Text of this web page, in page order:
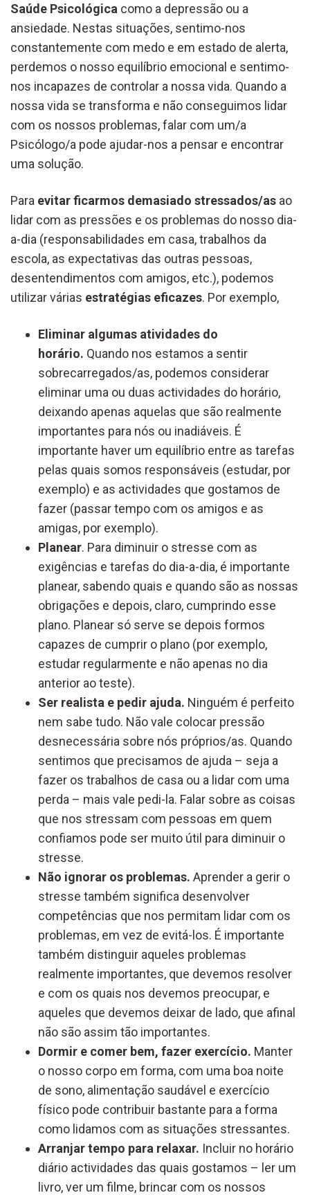
Saúde Psicológica como a depressão ou a
ansiedade. Nestas situações, sentimo-nos
constantemente com medo e em estado de alerta,
perdemos o nosso equilíbrio emocional e sentimo-
nos incapazes de controlar a nossa vida. Quando a
nossa vida se transforma e não conseguimos lidar
com os nossos problemas, falar com um/a
Psicólogo/a pode ajudar-nos a pensar e encontrar
uma solução.
Para evitar ficarmos demasiado stressados/as ao
lidar com as pressões e os problemas do nosso dia-
a-dia (responsabilidades em casa, trabalhos da
escola, as expectativas das outras pessoas,
desentendimentos com amigos, etc.), podemos
utilizar várias estratégias eficazes. Por exemplo,
Eliminar algumas atividades do
horário. Quando nos estamos a sentir
sobrecarregados/as, podemos considerar
eliminar uma ou duas actividades do horário,
deixando apenas aquelas que são realmente
importantes para nós ou inadiáveis. É
importante haver um equilíbrio entre as tarefas
pelas quais somos responsáveis (estudar, por
exemplo) e as actividades que gostamos de
fazer (passar tempo com os amigos e as
amigas, por exemplo).
Planear. Para diminuir o stresse com as
exigências e tarefas do dia-a-dia, é importante
planear, sabendo quais e quando são as nossas
obrigações e depois, claro, cumprindo esse
plano. Planear só serve se depois formos
capazes de cumprir o plano (por exemplo,
estudar regularmente e não apenas no dia
anterior ao teste).
Ser realista e pedir ajuda. Ninguém é perfeito
nem sabe tudo. Não vale colocar pressão
desnecessária sobre nós próprios/as. Quando
sentimos que precisamos de ajuda – seja a
fazer os trabalhos de casa ou a lidar com uma
perda – mais vale pedi-la. Falar sobre as coisas
que nos stressam com pessoas em quem
confiamos pode ser muito útil para diminuir o
stresse.
Não ignorar os problemas. Aprender a gerir o
stresse também significa desenvolver
competências que nos permitam lidar com os
problemas, em vez de evitá-los. É importante
também distinguir aqueles problemas
realmente importantes, que devemos resolver
e com os quais nos devemos preocupar, e
aqueles que devemos deixar de lado, que afinal
não são assim tão importantes.
Dormir e comer bem, fazer exercício. Manter
o nosso corpo em forma, com uma boa noite
de sono, alimentação saudável e exercício
físico pode contribuir bastante para a forma
como lidamos com as situações stressantes.
Arranjar tempo para relaxar. Incluir no horário
diário actividades das quais gostamos – ler um
livro, ver um filme, brincar com os nossos